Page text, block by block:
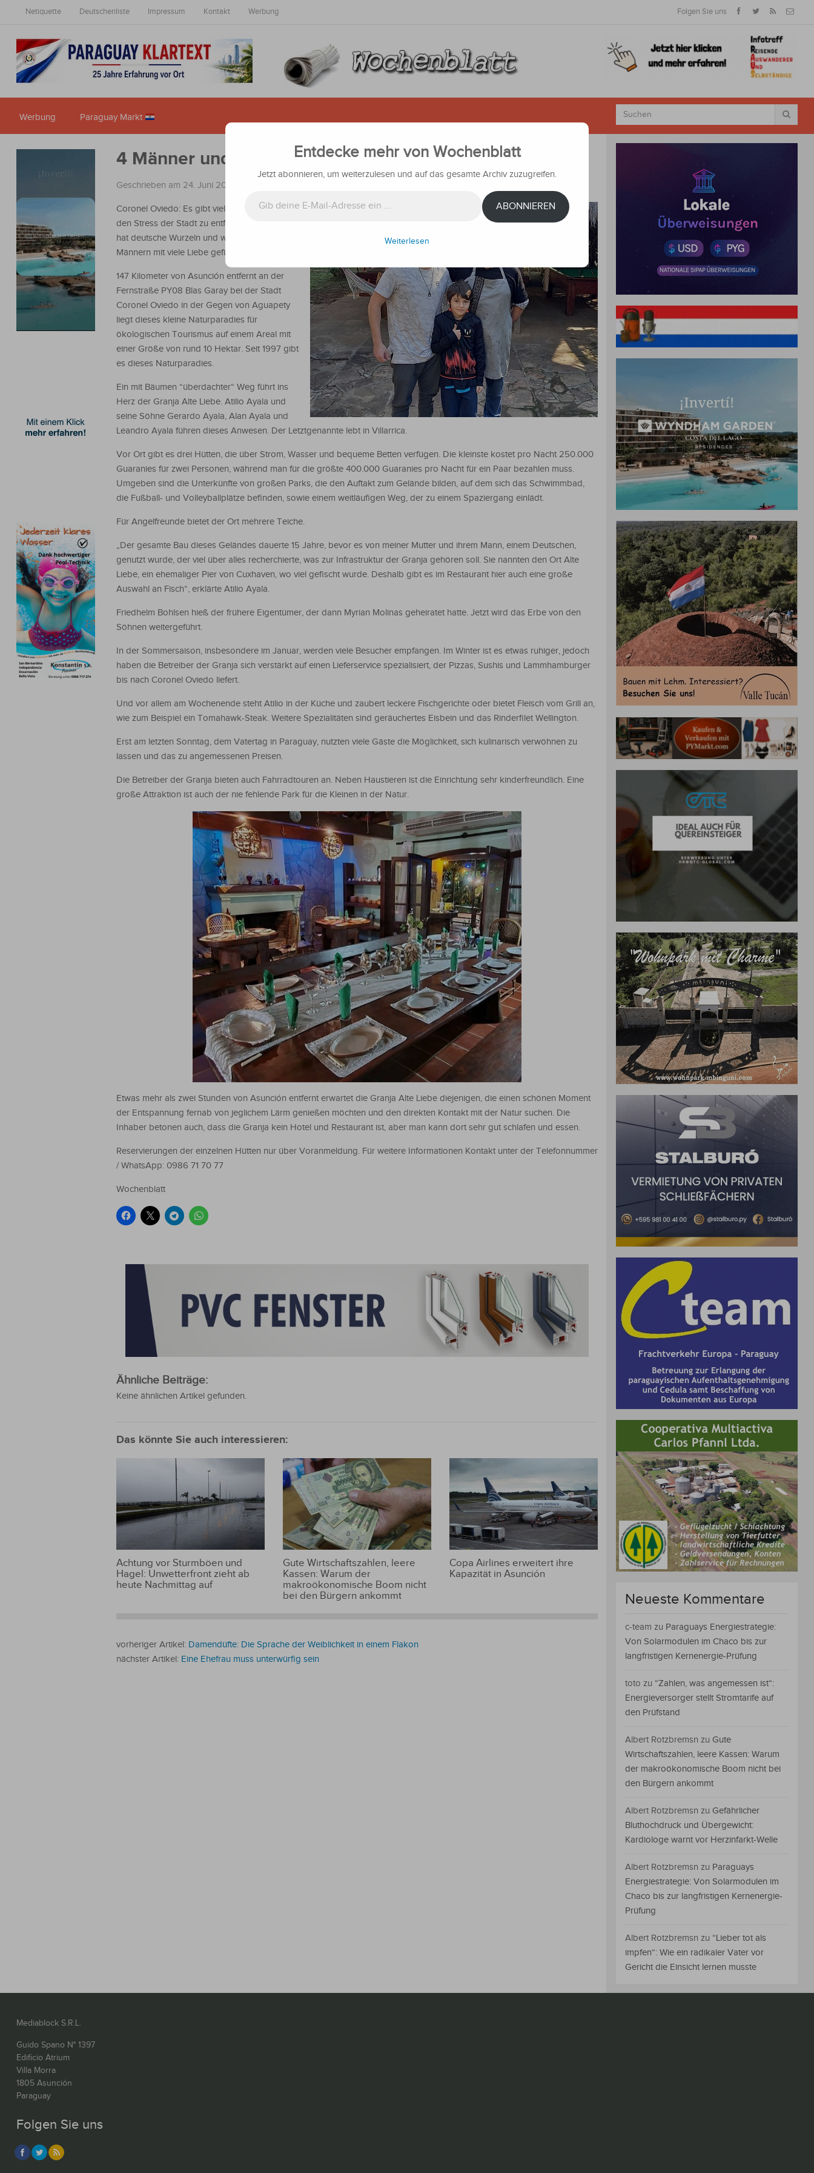
Netiquette Deutschenliste Impressum Kontakt Werbung Folgen Sie uns
Werbung Paraguay Markt
4 Männer und die Liebe für eine Granja
Geschrieben am 24. Juni 2023
Coronel Oviedo: Es gibt viele Orte im Land, um
den Stress der Stadt zu entfliehen. Einer davon
hat deutsche Wurzeln und wird von vier
Männern mit viele Liebe geführt.
147 Kilometer von Asunción entfernt an der
Fernstraße PY08 Blas Garay bei der Stadt
Coronel Oviedo in der Gegen von Aguapety
liegt dieses kleine Naturparadies für
ökologischen Tourismus auf einem Areal mit
einer Größe von rund 10 Hektar. Seit 1997 gibt
es dieses Naturparadies.
Ein mit Bäumen “überdachter“ Weg führt ins
Herz der Granja Alte Liebe. Atilio Ayala und
seine Söhne Gerardo Ayala, Alan Ayala und
Leandro Ayala führen dieses Anwesen. Der Letztgenannte lebt in Villarrica.
Vor Ort gibt es drei Hütten, die über Strom, Wasser und bequeme Betten verfügen. Die kleinste kostet pro Nacht 250.000
Guaranies für zwei Personen, während man für die größte 400.000 Guaranies pro Nacht für ein Paar bezahlen muss.
Umgeben sind die Unterkünfte von großen Parks, die den Auftakt zum Gelände bilden, auf dem sich das Schwimmbad,
die Fußball- und Volleyballplätze befinden, sowie einem weitläufigen Weg, der zu einem Spaziergang einlädt.
Für Angelfreunde bietet der Ort mehrere Teiche.
„Der gesamte Bau dieses Geländes dauerte 15 Jahre, bevor es von meiner Mutter und ihrem Mann, einem Deutschen,
genutzt wurde, der viel über alles recherchierte, was zur Infrastruktur der Granja gehören soll. Sie nannten den Ort Alte
Liebe, ein ehemaliger Pier von Cuxhaven, wo viel gefischt wurde. Deshalb gibt es im Restaurant hier auch eine große
Auswahl an Fisch“, erklärte Atilio Ayala.
Friedhelm Bohlsen hieß der frühere Eigentümer, der dann Myrian Molinas geheiratet hatte. Jetzt wird das Erbe von den
Söhnen weitergeführt.
In der Sommersaison, insbesondere im Januar, werden viele Besucher empfangen. Im Winter ist es etwas ruhiger, jedoch
haben die Betreiber der Granja sich verstärkt auf einen Lieferservice spezialisiert, der Pizzas, Sushis und Lammhamburger
bis nach Coronel Oviedo liefert.
Und vor allem am Wochenende steht Atilio in der Küche und zaubert leckere Fischgerichte oder bietet Fleisch vom Grill an,
wie zum Beispiel ein Tomahawk-Steak. Weitere Spezialitäten sind geräuchertes Eisbein und das Rinderfilet Wellington.
Erst am letzten Sonntag, dem Vatertag in Paraguay, nutzten viele Gäste die Möglichkeit, sich kulinarisch verwöhnen zu
lassen und das zu angemessenen Preisen.
Die Betreiber der Granja bieten auch Fahrradtouren an. Neben Haustieren ist die Einrichtung sehr kinderfreundlich. Eine
große Attraktion ist auch der nie fehlende Park für die Kleinen in der Natur.
Etwas mehr als zwei Stunden von Asunción entfernt erwartet die Granja Alte Liebe diejenigen, die einen schönen Moment
der Entspannung fernab von jeglichem Lärm genießen möchten und den direkten Kontakt mit der Natur suchen. Die
Inhaber betonen auch, dass die Granja kein Hotel und Restaurant ist, aber man kann dort sehr gut schlafen und essen.
Reservierungen der einzelnen Hütten nur über Voranmeldung. Für weitere Informationen Kontakt unter der Telefonnummer
/ WhatsApp: 0986 71 70 77
Wochenblatt
Ähnliche Beiträge:
Keine ähnlichen Artikel gefunden.
Das könnte Sie auch interessieren:
Achtung vor Sturmböen und
Hagel: Unwetterfront zieht ab
heute Nachmittag auf
Gute Wirtschaftszahlen, leere
Kassen: Warum der
makroökonomische Boom nicht
bei den Bürgern ankommt
Copa Airlines erweitert ihre
Kapazität in Asunción
vorheriger Artikel: Damendüfte: Die Sprache der Weiblichkeit in einem Flakon
nächster Artikel: Eine Ehefrau muss unterwürfig sein
Neueste Kommentare
c-team zu Paraguays Energiestrategie:
Von Solarmodulen im Chaco bis zur
langfristigen Kernenergie-Prüfung
toto zu “Zahlen, was angemessen ist“:
Energieversorger stellt Stromtarife auf
den Prüfstand
Albert Rotzbremsn zu Gute
Wirtschaftszahlen, leere Kassen: Warum
der makroökonomische Boom nicht bei
den Bürgern ankommt
Albert Rotzbremsn zu Gefährlicher
Bluthochdruck und Übergewicht:
Kardiologe warnt vor Herzinfarkt-Welle
Albert Rotzbremsn zu Paraguays
Energiestrategie: Von Solarmodulen im
Chaco bis zur langfristigen Kernenergie-
Prüfung
Albert Rotzbremsn zu “Lieber tot als
impfen“: Wie ein radikaler Vater vor
Gericht die Einsicht lernen musste
Mediablock S.R.L.
Guido Spano N° 1397
Edificio Atrium
Villa Morra
1805 Asunción
Paraguay
Folgen Sie uns
Entdecke mehr von Wochenblatt
Jetzt abonnieren, um weiterzulesen und auf das gesamte Archiv zuzugreifen.
ABONNIEREN
Weiterlesen